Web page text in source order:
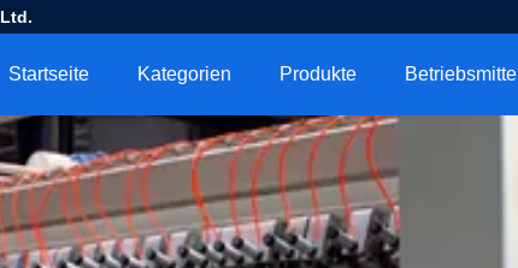
Startseite Kategorien Produkte Betriebsmittel